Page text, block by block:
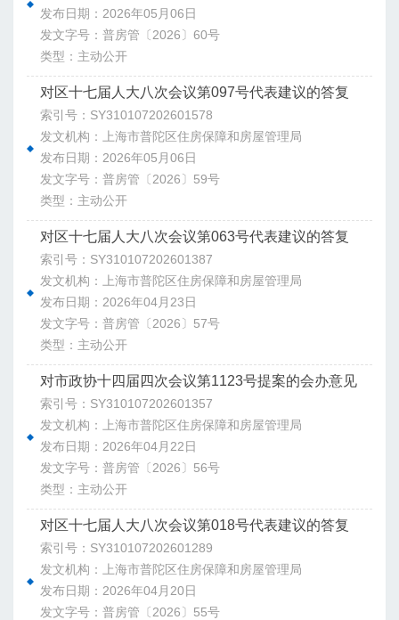
发布日期：2026年05月06日
发文字号：普房管〔2026〕60号
类型：主动公开
对区十七届人大八次会议第097号代表建议的答复
索引号：SY310107202601578
发文机构：上海市普陀区住房保障和房屋管理局
发布日期：2026年05月06日
发文字号：普房管〔2026〕59号
类型：主动公开
对区十七届人大八次会议第063号代表建议的答复
索引号：SY310107202601387
发文机构：上海市普陀区住房保障和房屋管理局
发布日期：2026年04月23日
发文字号：普房管〔2026〕57号
类型：主动公开
对市政协十四届四次会议第1123号提案的会办意见
索引号：SY310107202601357
发文机构：上海市普陀区住房保障和房屋管理局
发布日期：2026年04月22日
发文字号：普房管〔2026〕56号
类型：主动公开
对区十七届人大八次会议第018号代表建议的答复
索引号：SY310107202601289
发文机构：上海市普陀区住房保障和房屋管理局
发布日期：2026年04月20日
发文字号：普房管〔2026〕55号